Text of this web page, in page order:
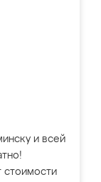
и всей
стоимости